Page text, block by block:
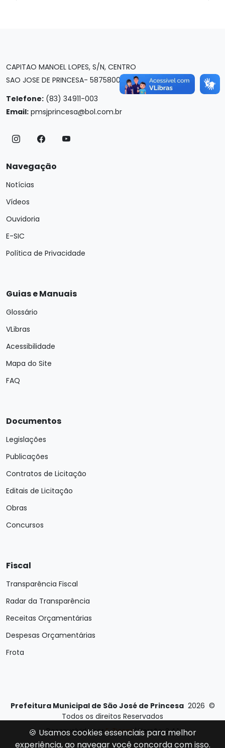
CAPITAO MANOEL LOPES, S/N, CENTRO
SAO JOSE DE PRINCESA- 58758000
Telefone: (83) 34911-003
Email: pmsjprincesa@bol.com.br
Navegação
Notícias
Vídeos
Ouvidoria
E-SIC
Política de Privacidade
Guias e Manuais
Glossário
VLibras
Acessibilidade
Mapa do Site
FAQ
Documentos
Legislações
Publicações
Contratos de Licitação
Editais de Licitação
Obras
Concursos
Fiscal
Transparência Fiscal
Radar da Transparência
Receitas Orçamentárias
Despesas Orçamentárias
Frota
Prefeitura Municipal de São José de Princesa 2026 ©
Todos os direitos Reservados
Desenvolvido porE-Ticons| Versão: 2.4.1
🍪 Usamos cookies essenciais para melhor
experiência, ao navegar você concorda com isso.